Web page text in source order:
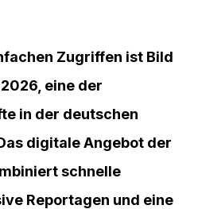
Zugriffen ist Bild
eine der
in der deutschen
digitale Angebot der
schnelle
Reportagen und eine